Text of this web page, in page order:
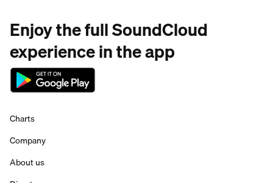
Enjoy the full SoundCloud
experience in the app
Charts
Company
About us